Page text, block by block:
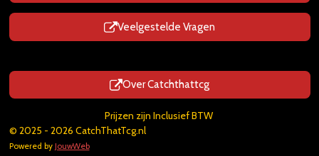
Veelgestelde Vragen
Over Catchthattcg
Prijzen zijn Inclusief BTW
© 2025 - 2026 CatchThatTcg.nl
Powered by JouwWeb